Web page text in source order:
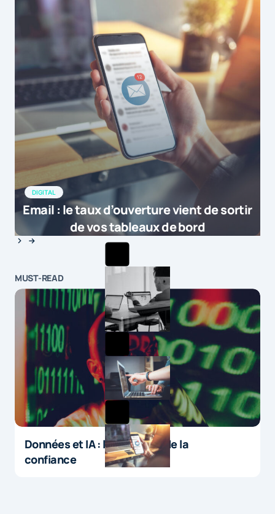
DIGITAL
Email : le taux d’ouverture vient de sortir
de vos tableaux de bord
MUST-READ
Données et IA : le paradoxe de la
confiance